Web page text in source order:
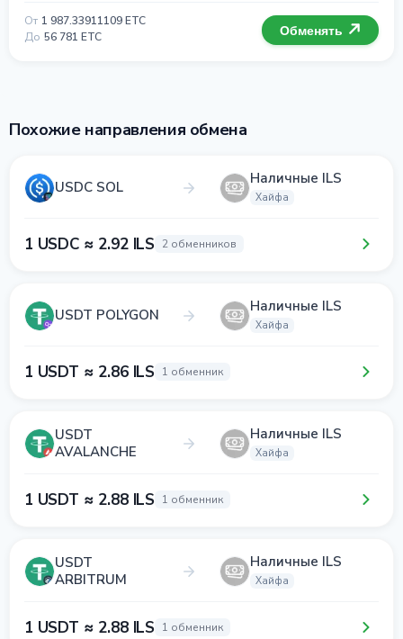
От 1 987.33911109 ETC
До 56 781 ETC Обменять
Похожие направления обмена
USDC SOL Наличные ILS
Хайфа
1 USDC ≈ 2.92 ILS 2 обменников
USDT POLYGON Наличные ILS
Хайфа
1 USDT ≈ 2.86 ILS 1 обменник
USDT
AVALANCHE
Наличные ILS
Хайфа
1 USDT ≈ 2.88 ILS 1 обменник
USDT
ARBITRUM
Наличные ILS
Хайфа
1 USDT ≈ 2.88 ILS 1 обменник